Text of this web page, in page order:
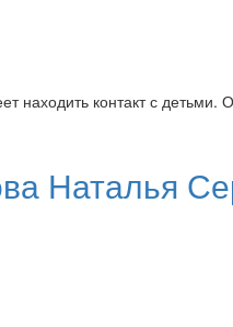
находить контакт с
Наталья